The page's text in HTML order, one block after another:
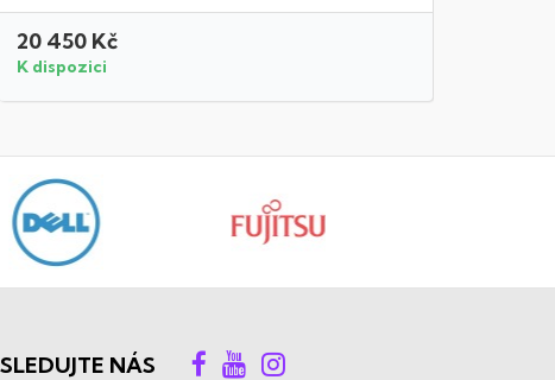
20 450 Kč
K dispozici
SLEDUJTE NÁS